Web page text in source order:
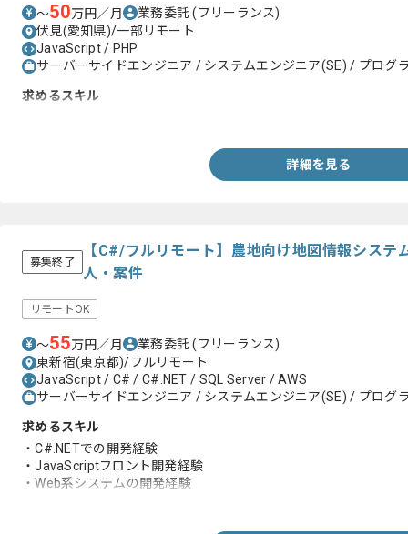
〜50万円／月 業務委託(フリーランス)
伏見(愛知県)/一部リモート
JavaScript / PHP
サーバーサイドエンジニア / システムエンジニア(SE) / プログ
求めるスキル
詳細を見る
募集終了
【C#/フルリモート】農地向け地図情報システ
人・案件
リモートOK
〜55万円／月 業務委託(フリーランス)
東新宿(東京都)/フルリモート
JavaScript / C# / C#.NET / SQL Server / AWS
サーバーサイドエンジニア / システムエンジニア(SE) / プログ
求めるスキル
・C#.NETでの開発経験
・JavaScriptフロント開発経験
・Web系システムの開発経験